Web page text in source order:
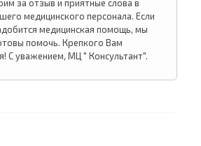
за отзыв и приятные слова в
медицинского персонала. Если
медицинская помощь, мы
помочь. Крепкого Вам
С уважением, МЦ " Консультант".